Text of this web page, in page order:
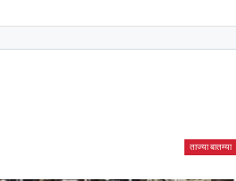
ताज्या बातम्या